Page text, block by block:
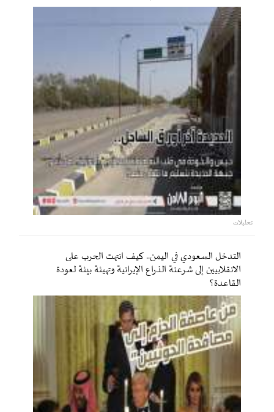
تحليلات
التدخل السعودي في اليمن.. كيف انتهت الحرب على
الانقلابيين إلى شرعنة الذراع الإيرانية وتهيئة بيئة لعودة
القاعدة؟